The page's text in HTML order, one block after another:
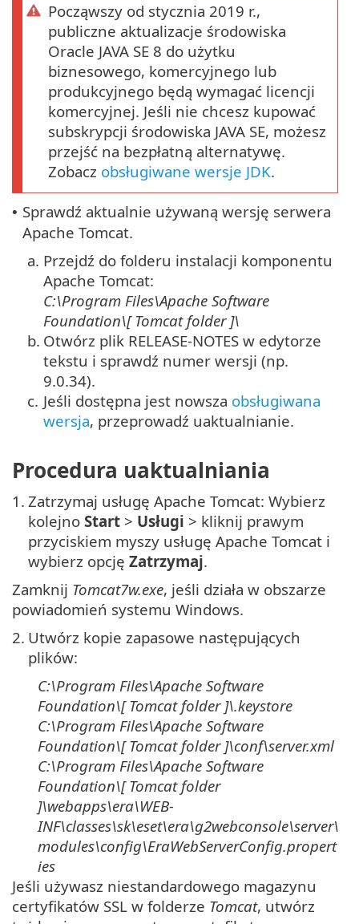
Począwszy od stycznia 2019 r.,
publiczne aktualizacje środowiska
Oracle JAVA SE 8 do użytku
biznesowego, komercyjnego lub
produkcyjnego będą wymagać licencji
komercyjnej. Jeśli nie chcesz kupować
subskrypcji środowiska JAVA SE, możesz
przejść na bezpłatną alternatywę.
Zobacz obsługiwane wersje JDK.
• Sprawdź aktualnie używaną wersję serwera
Apache Tomcat.
a. Przejdź do folderu instalacji komponentu
Apache Tomcat:
C:\Program Files\Apache Software
Foundation\[ Tomcatfolder ]\
b. Otwórz plik RELEASE-NOTES w edytorze
tekstu i sprawdź numer wersji (np.
9.0.34).
c. Jeśli dostępna jest nowsza obsługiwana
wersja, przeprowadź uaktualnianie.
Procedura uaktualniania
1. Zatrzymaj usługę Apache Tomcat: Wybierz
kolejno Start > Usługi > kliknij prawym
przyciskiem myszy usługę Apache Tomcat i
wybierz opcję Zatrzymaj.
Zamknij Tomcat7w.exe, jeśli działa w obszarze
powiadomień systemu Windows.
2. Utwórz kopie zapasowe następujących
plików:
C:\Program Files\Apache Software
Foundation\[ Tomcatfolder ]\.keystore
C:\Program Files\Apache Software
Foundation\[ Tomcatfolder ]\conf\server.xml
C:\Program Files\Apache Software
Foundation\[ Tomcatfolder
]\webapps\era\WEB-
INF\classes\sk\eset\era\g2webconsole\server\
modules\config\EraWebServerConfig.propert
ies
Jeśli używasz niestandardowego magazynu
certyfikatów SSL w folderze Tomcat, utwórz